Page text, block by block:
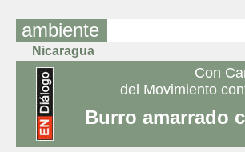
ambiente
Nicaragua
Con
del Movimiento
Burro amarrado